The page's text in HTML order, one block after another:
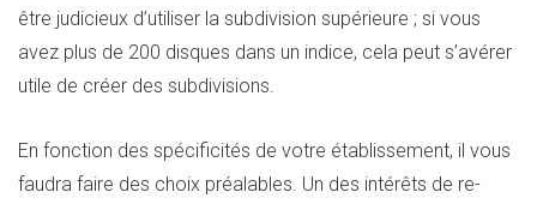
être judicieux d’utiliser la subdivision supérieure ; si vous
avez plus de 200 disques dans un indice, cela peut s’avérer
utile de créer des subdivisions.
En fonction des spécificités de votre établissement, il vous
faudra faire des choix préalables. Un des intérêts de re-